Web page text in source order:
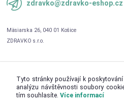
zdravko@zdravko-eshop.cz
Tyto stránky používají k
analýzu návštěvnosti soubory
tím souhlasíte. Více informací